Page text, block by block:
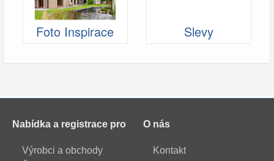
Foto Inspirace Slevy
Nabídka a registrace pro
Výrobci a obchody
O nás
Kontakt